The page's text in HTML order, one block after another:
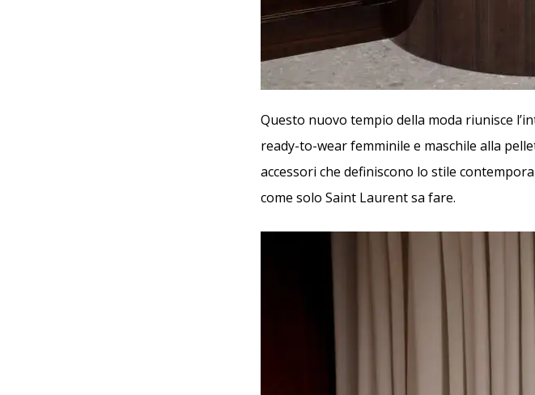
Questo nuovo tempio della moda riunisce
ready-to-wear femminile e maschile alla
accessori che definiscono lo stile
come solo Saint Laurent sa fare.